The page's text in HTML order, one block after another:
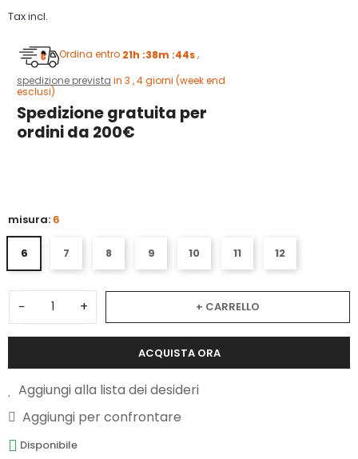
Tax incl.
Ordina entro 21h :38m :43s,
spedizione prevista in 3 , 4 giorni (week end
esclusi)
Spedizione gratuita per
ordini da 200€
misura: 6
6 7 8 9 10 11 12
− + + CARRELLO
ACQUISTA ORA
Aggiungi alla lista dei desideri
Aggiungi per confrontare
Disponibile